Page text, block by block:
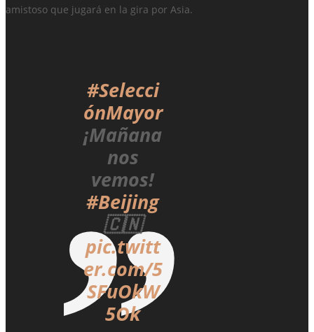
amistoso que jugará en la gira por Asia.
#Selecci
ónMayor
¡Mañana
nos
vemos!
#Beijing
🇨🇳
pic.twitt
er.com/5
SFuOkW
5Ok